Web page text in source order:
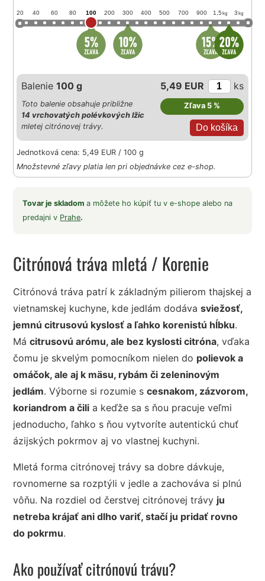
20 40 60 80 100 200 300 400 500 700 900 1,5 kg 3 kg
Balenie100 g 5,49 EUR ks
Zľava 5 %
Toto balenie obsahuje približne
14 vrchovatých polévkových lžic
mletej citrónovej trávy.
Jednotková cena: 5,49 EUR / 100 g
Množstevné zľavy platia len pri objednávke cez e-shop.
Tovar je skladoma môžete ho kúpiť tu v e-shope alebo na
predajni v Prahe.
Citrónová tráva mletá / Korenie
Citrónová tráva patrí k základným pilierom thajskej a
vietnamskej kuchyne, kde jedlám dodávasviežosť,
jemnú citrusovú kyslosť a ľahko korenistú hĺbku.
Mácitrusovú arómu, ale bez kyslosti citróna, vďaka
čomu je skvelým pomocníkom nielen do polievok a
omáčok, ale aj k mäsu, rybám či zeleninovým
jedlám. Výborne si rozumie scesnakom, zázvorom,
koriandrom a čili a keďže sa s ňou pracuje veľmi
jednoducho, ľahko s ňou vytvoríte autentickú chuť
ázijských pokrmov aj vo vlastnej kuchyni.
Mletá forma citrónovej trávy sa dobre dávkuje,
rovnomerne sa rozptýli v jedle a zachováva si plnú
vôňu. Na rozdiel od čerstvej citrónovej trávy ju
netreba krájať ani dlho variť, stačí ju pridať rovno
do pokrmu.
Ako používať citrónovú trávu?